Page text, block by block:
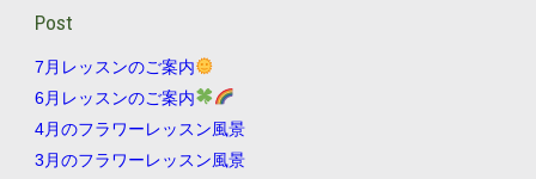
Post
7月レッスンのご案内
6月レッスンのご案内
4月のフラワーレッスン風景
3月のフラワーレッスン風景